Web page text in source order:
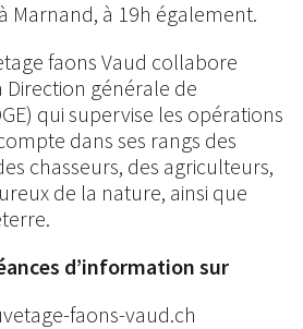
Marnand, à 19h également.
faons Vaud collabore
générale de
qui supervise les opérations
dans ses rangs des
chasseurs, des agriculteurs,
de la nature, ainsi que
d’information sur
faons-vaud.ch